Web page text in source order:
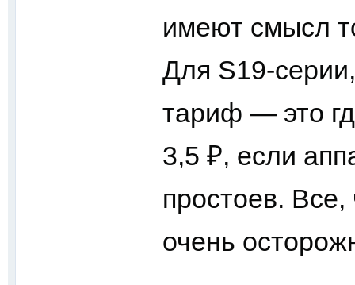
имеют смысл
Для S19-
тариф — это
3,5 ₽, если
простоев.
очень